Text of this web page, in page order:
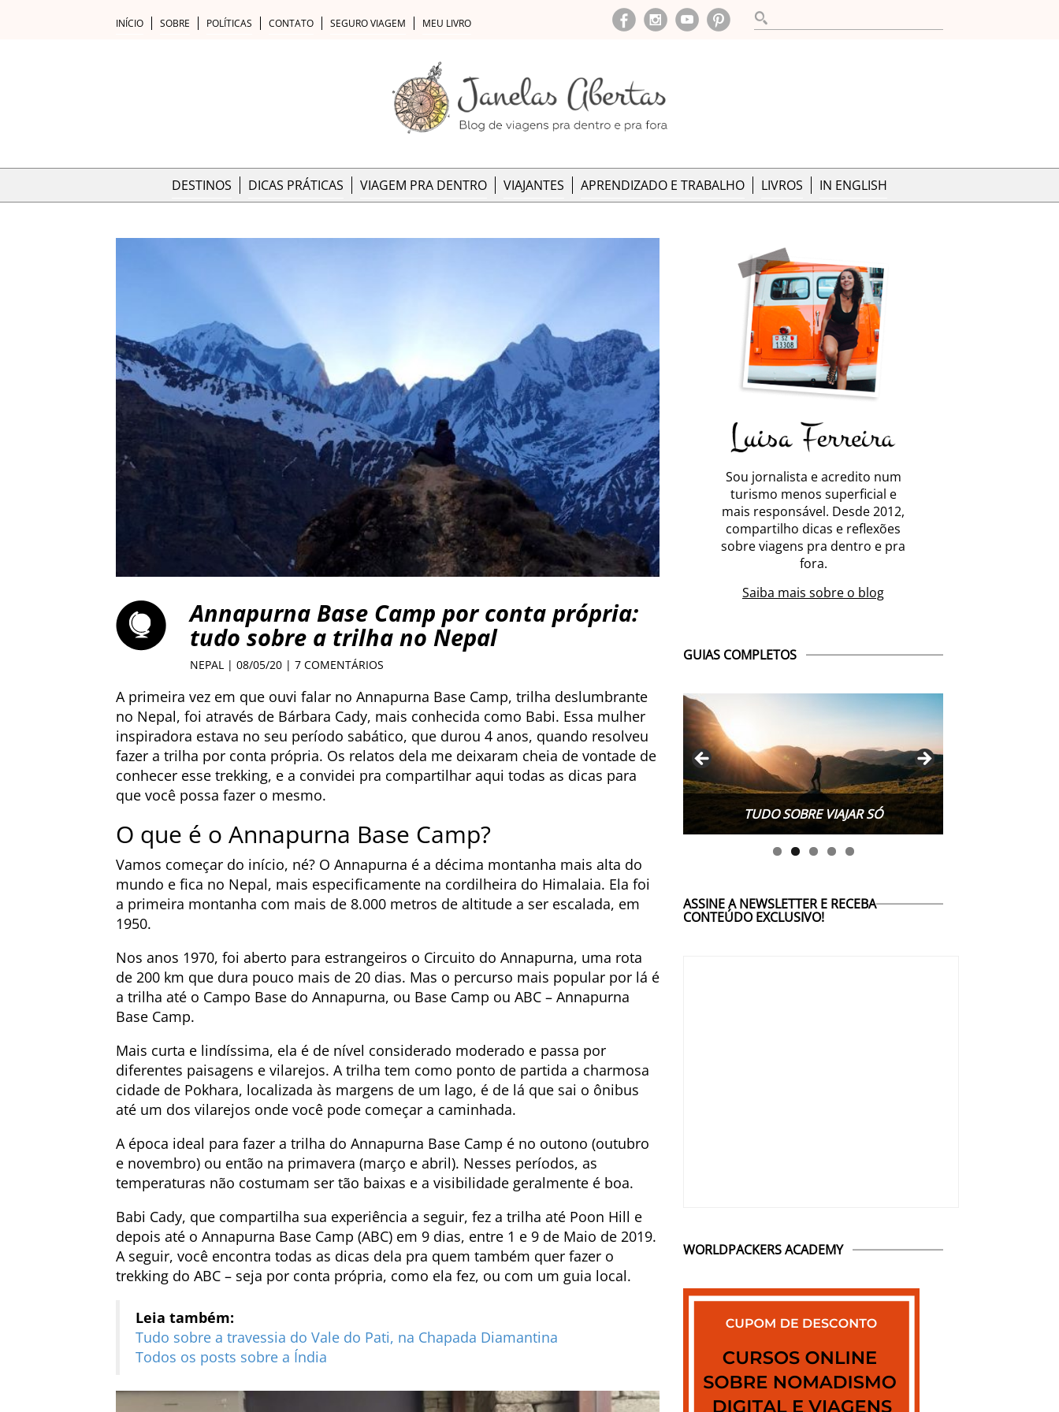
INÍCIO SOBRE POLÍTICAS CONTATO SEGURO VIAGEM MEU LIVRO
DESTINOS DICAS PRÁTICAS VIAGEM PRA DENTRO VIAJANTES APRENDIZADO E TRABALHO LIVROS IN ENGLISH
Annapurna Base Camp por conta própria:
tudo sobre a trilha no Nepal
NEPAL | 08/05/20 | 7 COMENTÁRIOS
A primeira vez em que ouvi falar no Annapurna Base Camp, trilha deslumbrante
no Nepal, foi através de Bárbara Cady, mais conhecida como Babi. Essa mulher
inspiradora estava no seu período sabático, que durou 4 anos, quando resolveu
fazer a trilha por conta própria. Os relatos dela me deixaram cheia de vontade de
conhecer esse trekking, e a convidei pra compartilhar aqui todas as dicas para
que você possa fazer o mesmo.
O que é o Annapurna Base Camp?
Vamos começar do início, né? O Annapurna é a décima montanha mais alta do
mundo e fica no Nepal, mais especificamente na cordilheira do Himalaia. Ela foi
a primeira montanha com mais de 8.000 metros de altitude a ser escalada, em
1950.
Nos anos 1970, foi aberto para estrangeiros o Circuito do Annapurna, uma rota
de 200 km que dura pouco mais de 20 dias. Mas o percurso mais popular por lá é
a trilha até o Campo Base do Annapurna, ou Base Camp ou ABC – Annapurna
Base Camp.
Mais curta e lindíssima, ela é de nível considerado moderado e passa por
diferentes paisagens e vilarejos. A trilha tem como ponto de partida a charmosa
cidade de Pokhara, localizada às margens de um lago, é de lá que sai o ônibus
até um dos vilarejos onde você pode começar a caminhada.
A época ideal para fazer a trilha do Annapurna Base Camp é no outono (outubro
e novembro) ou então na primavera (março e abril). Nesses períodos, as
temperaturas não costumam ser tão baixas e a visibilidade geralmente é boa.
Babi Cady, que compartilha sua experiência a seguir, fez a trilha até Poon Hill e
depois até o Annapurna Base Camp (ABC) em 9 dias, entre 1 e 9 de Maio de 2019.
A seguir, você encontra todas as dicas dela pra quem também quer fazer o
trekking do ABC – seja por conta própria, como ela fez, ou com um guia local.
Leia também:
Tudo sobre a travessia do Vale do Pati, na Chapada Diamantina
Todos os posts sobre a Índia
Sou jornalista e acredito num
turismo menos superficial e
mais responsável. Desde 2012,
compartilho dicas e reflexões
sobre viagens pra dentro e pra
fora.
Saiba mais sobre o blog
GUIAS COMPLETOS
TUDO SOBRE WORK EXCHANGE
ASSINE A NEWSLETTER E RECEBA
CONTEÚDO EXCLUSIVO!
WORLDPACKERS ACADEMY